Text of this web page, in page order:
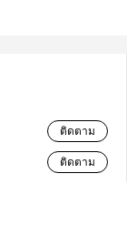
ติดตาม
ติดตาม